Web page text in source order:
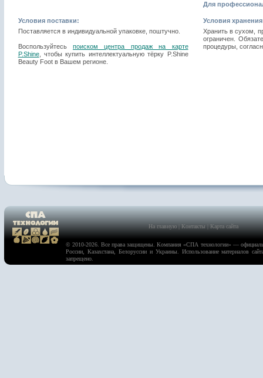
Для
Условия поставки:
Поставляется в индивидуальной упаковке, поштучно.
Воспользуйтесь поиском центра продаж на карте
P.Shine, чтобы купить интеллектуальную тёрку P.Shine
Beauty Foot в Вашем регионе.
Условия
Хранить в сухом,
ограничен.
процедуры,
На главную |Контакты |Карта сайта
© 2010-2026. Все права защищены. Компания «СПА технологии» —
России, Казахстана, Белоруссии и Украины. Использование материалов
запрещено.